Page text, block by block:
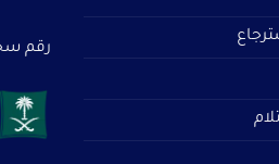
رقم سجل